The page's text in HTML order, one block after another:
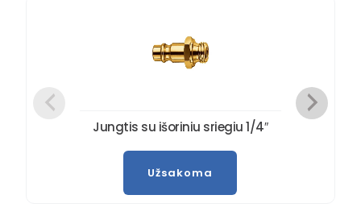
Jungtis su išoriniu sriegiu 1/4″
Užsakoma